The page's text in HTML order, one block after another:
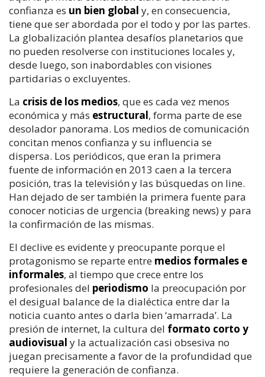
confianza es un bien global y, en consecuencia,
tiene que ser abordada por el todo y por las partes.
La globalización plantea desafíos planetarios que
no pueden resolverse con instituciones locales y,
desde luego, son inabordables con visiones
partidarias o excluyentes.
La crisis de los medios, que es cada vez menos
económica y más estructural, forma parte de ese
desolador panorama. Los medios de comunicación
concitan menos confianza y su influencia se
dispersa. Los periódicos, que eran la primera
fuente de información en 2013 caen a la tercera
posición, tras la televisión y las búsquedas on line.
Han dejado de ser también la primera fuente para
conocer noticias de urgencia (breaking news) y para
la confirmación de las mismas.
El declive es evidente y preocupante porque el
protagonismo se reparte entre medios formales e
informales, al tiempo que crece entre los
profesionales del periodismo la preocupación por
el desigual balance de la dialéctica entre dar la
noticia cuanto antes o darla bien ‘amarrada’. La
presión de internet, la cultura del formato corto y
audiovisual y la actualización casi obsesiva no
juegan precisamente a favor de la profundidad que
requiere la generación de confianza.